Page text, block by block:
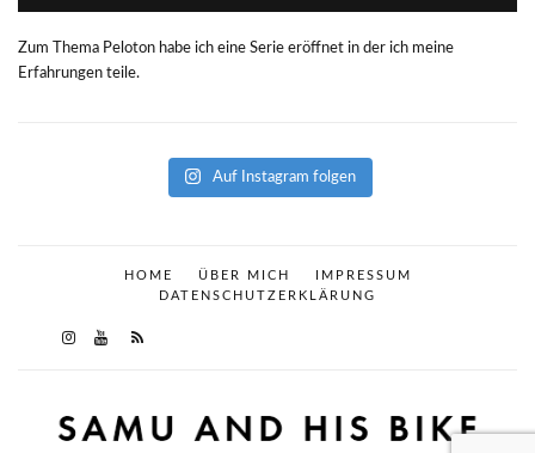
Zum Thema Peloton habe ich eine Serie eröffnet in der ich meine
Erfahrungen teile.
Auf Instagram folgen
HOME ÜBER MICH
IMPRESSUM
DATENSCHUTZERKLÄRUNG